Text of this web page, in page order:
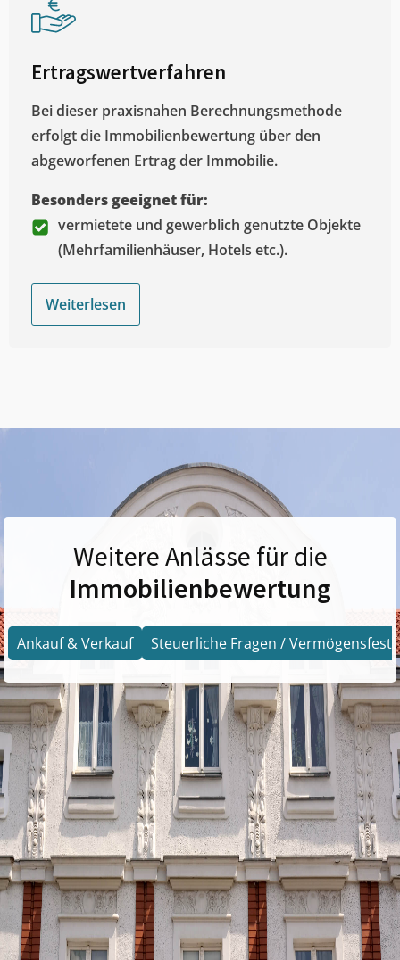
Ertragswertverfahren
Bei dieser praxisnahen Berechnungsmethode
erfolgt die Immobilienbewertung über den
abgeworfenen Ertrag der Immobilie.
Besonders geeignet für:
vermietete und gewerblich genutzte Objekte
(Mehrfamilienhäuser, Hotels etc.).
Weiterlesen
Weitere Anlässe für die
Immobilienbewertung
Ankauf & Verkauf Steuerliche Fragen /